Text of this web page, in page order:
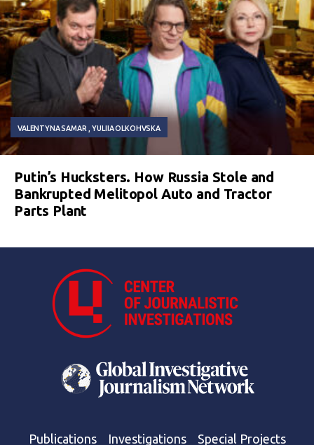
VALENTYNA SAMAR YULIIA OLKOHVSKA
Putin’s Hucksters. How Russia Stole and
Bankrupted Melitopol Auto and Tractor
Parts Plant
Publications Investigations Special Projects